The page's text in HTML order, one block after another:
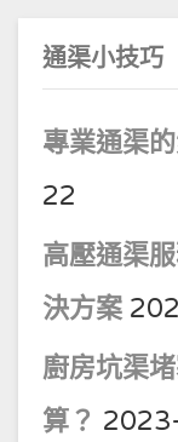
通渠小技巧
專業通渠
22
高壓通渠
決方案
廚房坑渠
算？